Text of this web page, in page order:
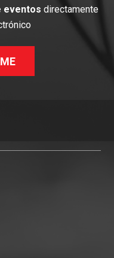
eventos directamente